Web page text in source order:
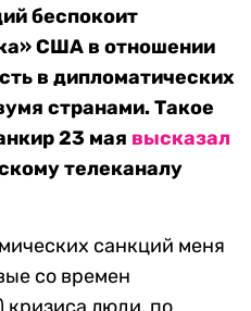
беспокоит
США в отношении
в дипломатических
странами. Такое
23 мая высказал
телеканалу
санкций меня
со времен